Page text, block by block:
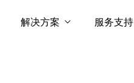
解决方案 服务支持